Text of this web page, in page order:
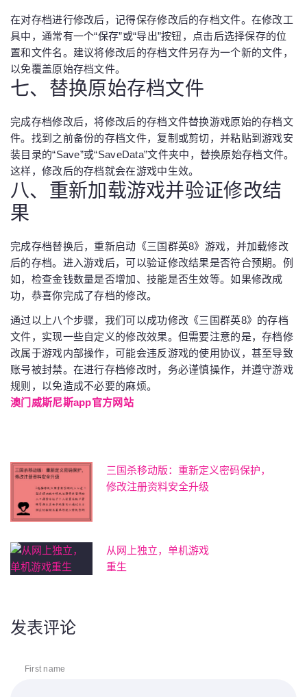
在对存档进行修改后，记得保存修改后的存档文件。在修改工
具中，通常有一个“保存”或“导出”按钮，点击后选择保存的位
置和文件名。建议将修改后的存档文件另存为一个新的文件，
以免覆盖原始存档文件。
七、替换原始存档文件
完成存档修改后，将修改后的存档文件替换游戏原始的存档文
件。找到之前备份的存档文件，复制或剪切，并粘贴到游戏安
装目录的“Save”或“SaveData”文件夹中，替换原始存档文件。
这样，修改后的存档就会在游戏中生效。
八、重新加载游戏并验证修改结
果
完成存档替换后，重新启动《三国群英8》游戏，并加载修改
后的存档。进入游戏后，可以验证修改结果是否符合预期。例
如，检查金钱数量是否增加、技能是否生效等。如果修改成
功，恭喜你完成了存档的修改。
通过以上八个步骤，我们可以成功修改《三国群英8》的存档
文件，实现一些自定义的修改效果。但需要注意的是，存档修
改属于游戏内部操作，可能会违反游戏的使用协议，甚至导致
账号被封禁。在进行存档修改时，务必谨慎操作，并遵守游戏
规则，以免造成不必要的麻烦。
澳门威斯尼斯app官方网站
三国杀移动版：重新定义密码保护，
修改注册资料安全升级
从网上独立，单机游戏
重生
发表评论
First name